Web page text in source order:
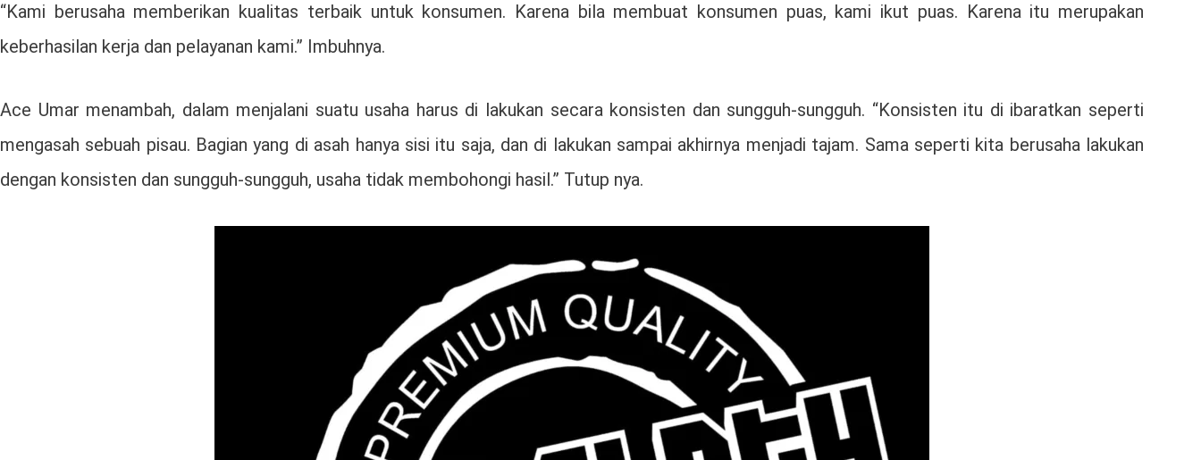
“Kami berusaha memberikan kualitas terbaik untuk konsumen. Karena bila membuat konsumen puas, kami ikut puas. Karena itu merupakan
keberhasilan kerja dan pelayanan kami.” Imbuhnya.
Ace Umar menambah, dalam menjalani suatu usaha harus di lakukan secara konsisten dan sungguh-sungguh. “Konsisten itu di ibaratkan seperti
mengasah sebuah pisau. Bagian yang di asah hanya sisi itu saja, dan di lakukan sampai akhirnya menjadi tajam. Sama seperti kita berusaha lakukan
dengan konsisten dan sungguh-sungguh, usaha tidak membohongi hasil.” Tutup nya.